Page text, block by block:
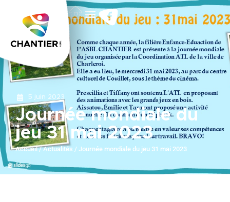
5 juin 2023
Journée mondiale du
jeu 31 mai 2023
Accueil/Actualités / Journée mondiale du jeu 31 mai 2023